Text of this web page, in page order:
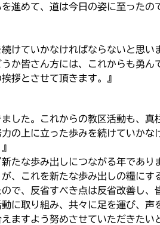
進めて、道は今日の姿に至ったの
けていかなければならないと思い
か皆さん方には、これからも勇ん
拶とさせて頂きます。』
た。これからの教区活動も、真
の上に立った歩みを続けていかな
たな歩み出しにつながる年であり
、これを新たな歩み出しの糧にす
で、反省すべき点は反省改善し、
に取り組み、共々に足を運び、声
ますよう努めさせていただきたい